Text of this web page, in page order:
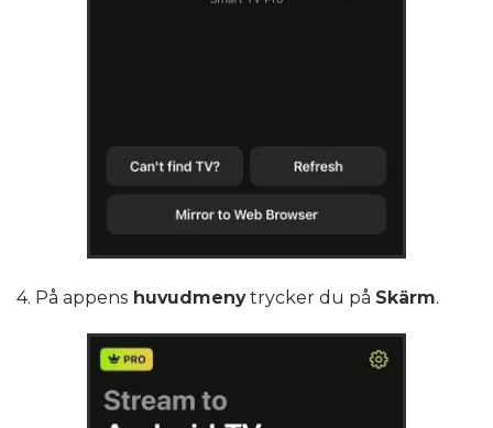
4. På appens huvudmenytrycker du på Skärm.